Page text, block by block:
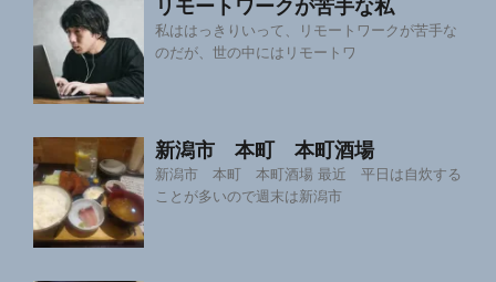
リモートワークが苦手な私
私ははっきりいって、リモートワークが苦手な
のだが、世の中にはリモートワ
新潟市 本町 本町酒場
新潟市 本町 本町酒場 最近 平日は自炊する
ことが多いので週末は新潟市